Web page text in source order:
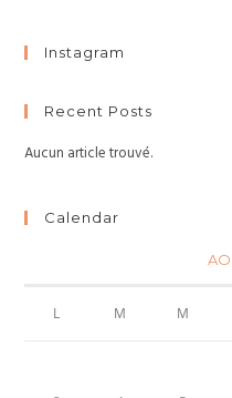
Instagram
Recent Posts
Aucun article trouvé.
Calendar
L M M